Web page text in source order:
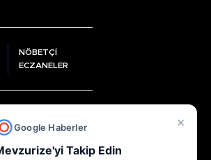
×
Google Haberler
Takip Edin
NÖBETÇİ
ECZANELER
Ahmet
harici linkler ayrı